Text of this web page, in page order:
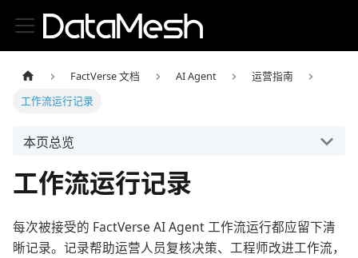
FactVerse 文档 AI Agent
运营指南
工作流运行记录
本页总览
工作流运行记录
每次被接受的 FactVerse AI Agent 工作流运行都应留下清
晰记录。记录帮助运营人员复核决策、工程师改进工作流，